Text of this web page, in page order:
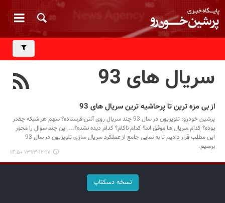
سریال های 93
از بی مزه ترین تا پرحاشیه ترین سریال های 93
پرشین خودرو: تلویزیون در سال 93 چند سریال روی آنتن فرستاده؟ سهم هر شبکه چقدر
بوده؟ کدام سریال ها موفق اند؟ کدام ناکام؟ کدام دیده نشده؟... این چند سوال را محور
این مطلب قرار دادیم تا به نمایی جامع از عملکرد سریال سازی تلویزیون در سال 93
برسیم.
۱۳۹۳-۱۲-۱۷ ۱۴:۵۰
نسخه دسکتاپ